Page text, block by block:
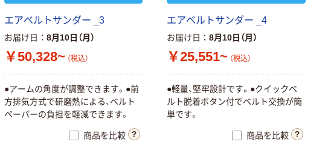
エアベルトサンダー _3
お届け日 8月10日（月）
￥50,328~ （税込）
●アームの角度が調整できます。●前
方排気方式で研磨熱による、ベルト
ペーパーの負担を軽減できます。
商品を比較
エアベルトサンダー _4
お届け日 8月10日（月）
￥25,551~ （税込）
●軽量、堅牢設計です。●クイックベ
ルト脱着ボタン付でベルト交換が簡
単です。
商品を比較